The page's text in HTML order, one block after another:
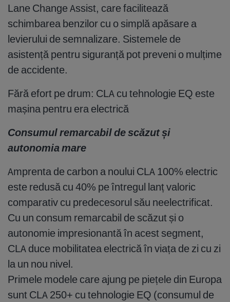
Lane Change Assist, care facilitează
schimbarea benzilor cu o simplă apăsare a
levierului de semnalizare. Sistemele de
asistență pentru siguranță pot preveni o mulțime
de accidente.
Fără efort pe drum: CLA cu tehnologie EQ este
mașina pentru era electrică
Consumul remarcabil de scăzut și
autonomia mare
Amprenta de carbon a noului CLA 100% electric
este redusă cu 40% pe întregul lanț valoric
comparativ cu predecesorul său neelectrificat.
Cu un consum remarcabil de scăzut și o
autonomie impresionantă în acest segment,
CLA duce mobilitatea electrică în viața de zi cu zi
la un nou nivel.
Primele modele care ajung pe piețele din Europa
sunt CLA 250+ cu tehnologie EQ (consumul de